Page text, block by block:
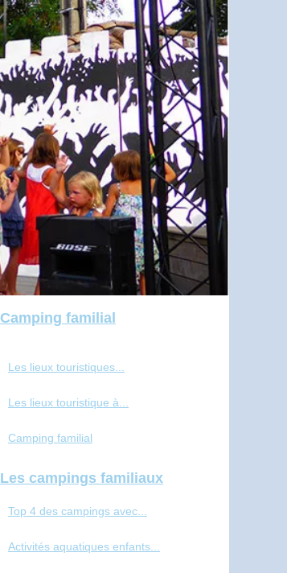
Camping familial
Les lieux touristiques...
Les lieux touristique à...
Camping familial
Les campings familiaux
Top 4 des campings avec...
Activités aquatiques enfants...